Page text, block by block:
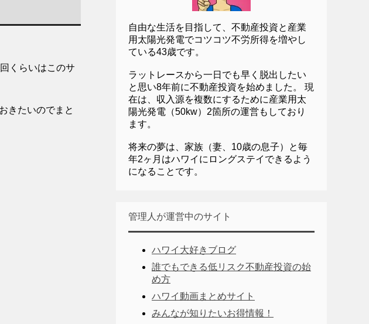
くらいはこのサ
きたいのでまと
自由な生活を目指して、不動産投資と産業
用太陽光発電でコツコツ不労所得を増やし
ている43歳です。
ラットレースから一日でも早く脱出したい
と思い8年前に不動産投資を始めました。 現
在は、収入源を複数にするために産業用太
陽光発電（50kw）2箇所の運営もしており
ます。
将来の夢は、家族（妻、10歳の息子）と毎
年2ヶ月はハワイにロングステイできるよう
になることです。
管理人が運営中のサイト
ハワイ大好きブログ
誰でもできる低リスク不動産投資の始
め方
ハワイ動画まとめサイト
みんなが知りたいお得情報！